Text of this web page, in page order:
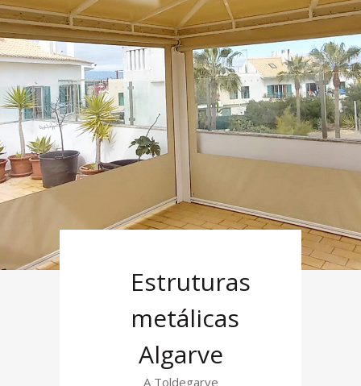
Estruturas
metálicas
Algarve
A Toldegarve